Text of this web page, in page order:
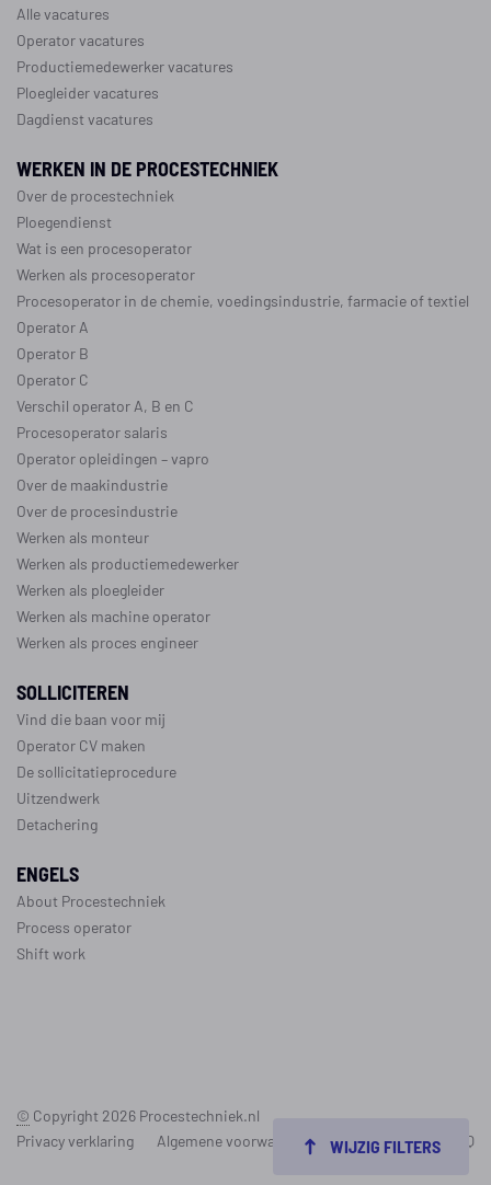
WIJZIG FILTERS
Alle vacatures
Operator vacatures
Productiemedewerker vacatures
Ploegleider vacatures
Dagdienst vacatures
WERKEN IN DE PROCESTECHNIEK
Over de procestechniek
Ploegendienst
Wat is een procesoperator
Werken als procesoperator
Procesoperator in de chemie, voedingsindustrie, farmacie oftextiel
Operator A
Operator B
Operator C
Verschil operator A, B en C
Procesoperator salaris
Operator opleidingen –vapro
Over de maakindustrie
Over de procesindustrie
Werken als monteur
Werken als productiemedewerker
Werken als ploegleider
Werken als machine operator
Werken als proces engineer
SOLLICITEREN
Vind die baan voor mij
Operator CV maken
De sollicitatieprocedure
Uitzendwerk
Detachering
ENGELS
About Procestechniek
Process operator
Shift work
© Copyright 2026 Procestechniek.nl
Privacy verklaring
Algemene voorwaarden Cookie policy FAQ